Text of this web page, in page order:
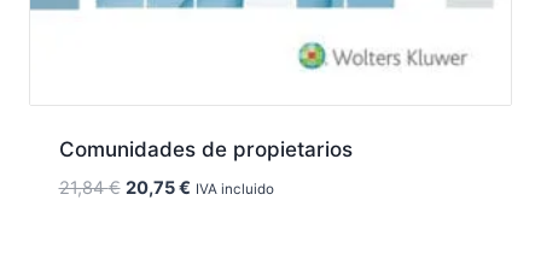
Comunidades de propietarios
21,84€ El
20,75€ElIVA incluido